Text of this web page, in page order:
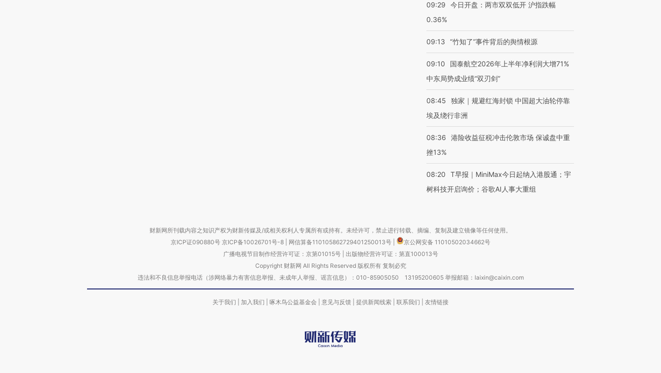
09:29
今日开盘：两市双双低开 沪指跌幅
0.36%
09:13 “竹知了”事件背后的舆情根源
09:10
国泰航空2026年上半年净利润大增71%
中东局势成业绩“双刃剑”
08:45
独家｜规避红海封锁 中国超大油轮停靠
埃及绕行非洲
08:36
港险收益征税冲击伦敦市场 保诚盘中重
挫13%
08:20
T早报｜MiniMax今日起纳入港股通；宇
树科技开启询价；谷歌AI人事大重组
财新网所刊载内容之知识产权为财新传媒及/或相关权利人专属所有或持有。未经许可，禁止进行转载、摘编、复制及建立镜像等任何使用。
京ICP证090880号 京ICP备10026701号-8 网信算备110105862729401250013号
京公网安备 11010502034662号
广播电视节目制作经营许可证：京第01015号| 出版物经营许可证：第直100013号
Copyright 财新网 All Rights Reserved 版权所有 复制必究
违法和不良信息举报电话（涉网络暴力有害信息举报、未成年人举报、谣言信息）：010-85905050 13195200605 举报邮箱：laixin@caixin.com
关于我们 加入我们 啄木鸟公益基金会 意见与反馈 提供新闻线索 联系我们 友情链接